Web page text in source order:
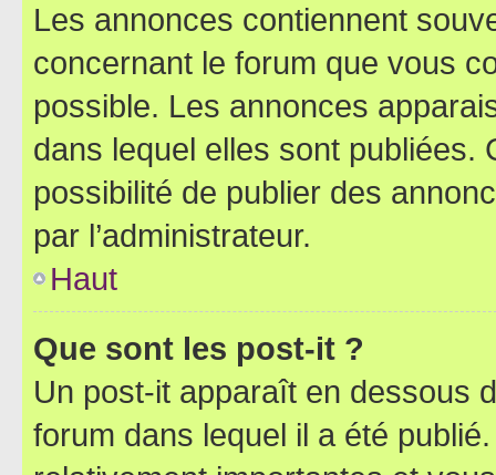
Les annonces contiennent
concernant le forum que vous
possible. Les annonces
dans lequel elles sont publiées.
possibilité de publier des
par l’administrateur.
Haut
Que sont les post-it ?
Un post-it apparaît en dessous
forum dans lequel il a été